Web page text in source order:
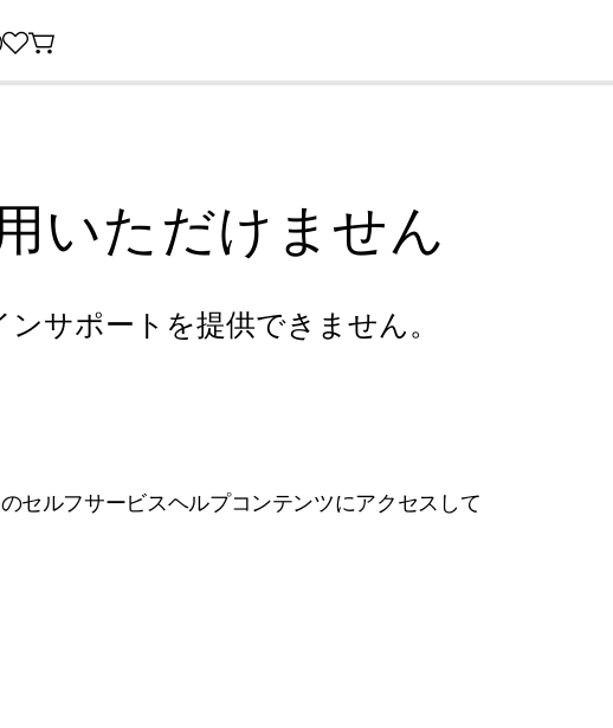
いただけません
サポートを提供できません。
セルフサービスヘルプコンテンツにアクセスして